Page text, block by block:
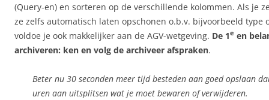
(Query-en) en sorteren op de verschillende kolommen. Als je
ze zelfs automatisch laten opschonen o.b.v. bijvoorbeeld type
voldoe je ook makkelijker aan de AGV-wetgeving. De 1e en
archiveren: ken en volg de archiveer afspraken.
Beter nu 30 seconden meer tijd besteden aan goed opslaan
uren aan uitsplitsen wat je moet bewaren of verwijderen.